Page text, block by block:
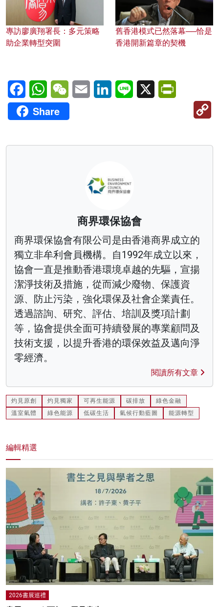
專訪廖廣翔署長：多元策略
助企業轉型突圍
舊香港模式已然落幕──恰是
香港開新篇章的契機
FacebookWhatsAppWeChatEmail LinkedInLine X
Share
商界環保協會
商界環保協會有限公司是由香港商界成立的
獨立非牟利會員機構。自1992年成立以來，
協會一直是推動香港環境卓越的先驅，宣揚
潔淨技術及措施，從而減少廢物、保護資
源、防止污染，強化環保及社會企業責任。
透過諮詢、研究、評估、培訓及獎項計劃
等，協會提供全面可持續發展的專業顧問及
技術支援，以提升香港的環保效益及邁向淨
零經濟。
閱讀所有文章
灼見原創 灼見獨家 可再生能源 碳排放
綠色金融
溫室氣體
綠色能源 低碳生活 氣候行動藍圖 能源轉型
編輯精選
2026書展巡禮